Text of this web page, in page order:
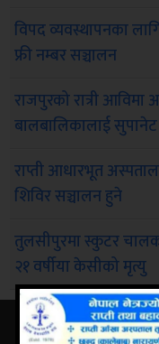
विपद व्यवस्थापनका
फ्री नम्बर सञ्चालन
राजपुरको रात्री
बालबालिकालाई सुपानेट
राप्ती आधारभूत
शिविर सञ्चालन हुने
तुलसीपुरमा स्कुटर
२१ वर्षीया केसीको मृत्यु